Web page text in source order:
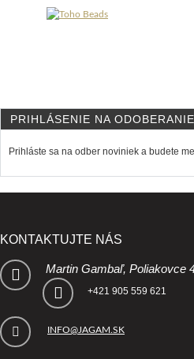
PRIHLÁSENIE NA
Prihláste sa na odber noviniek a budete
KONTAKTUJTE NÁS
Martin Gambaľ, Poliakovce
+421 905 559 621
INFO@JAGAM.SK